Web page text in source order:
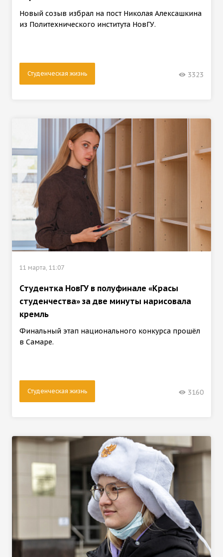
Новый созыв избрал на пост Николая Алексашкина
из Политехнического института НовГУ.
Студенческая жизнь 3323
11 марта, 11:07
Студентка НовГУ в полуфинале «Красы
студенчества» за две минуты нарисовала
кремль
Финальный этап национального конкурса прошёл
в Самаре.
Студенческая жизнь 3160